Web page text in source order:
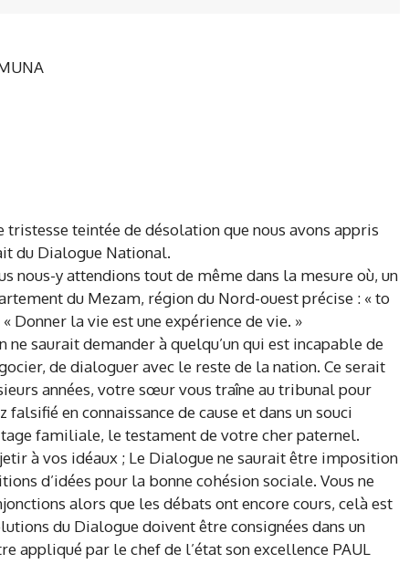
tristesse teintée de désolation que nous avons appris
du Dialogue National.
nous-y attendions tout de même dans la mesure où, un
du Mezam, région du Nord-ouest précise : « to
Donner la vie est une expérience de vie. »
ne saurait demander à quelqu’un qui est incapable de
de dialoguer avec le reste de la nation. Ce serait
années, votre sœur vous traîne au tribunal pour
en connaissance de cause et dans un souci
familiale, le testament de votre cher paternel.
à vos idéaux ; Le Dialogue ne saurait être imposition
d’idées pour la bonne cohésion sociale. Vous ne
alors que les débats ont encore cours, celà est
du Dialogue doivent être consignées dans un
appliqué par le chef de l’état son excellence PAUL